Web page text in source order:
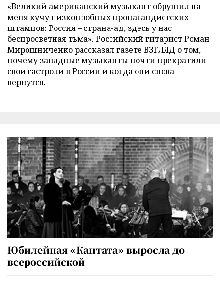
«Великий американский музыкант обрушил на
меня кучу низкопробных пропагандистских
штампов: Россия – страна-ад, здесь у нас
беспросветная тьма». Российский гитарист Роман
Мирошниченко рассказал газете ВЗГЛЯД о том,
почему западные музыканты почти прекратили
свои гастроли в России и когда они снова
вернутся.
Юбилейная «Кантата» выросла до
всероссийской